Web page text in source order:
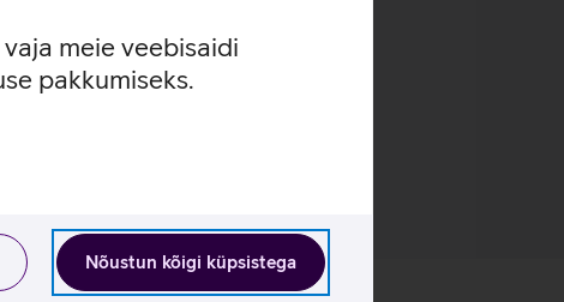
meie veebisaidi
pakkumiseks.
Nõustun kõigi küpsistega